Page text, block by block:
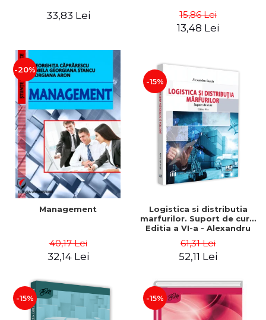
33,83 Lei 15,86 Lei
13,48 Lei
-20%
Management
40,17 Lei
32,14 Lei
-15%
Logistica si distributia
marfurilor. Suport de curs.
Editia a VI-a - Alexandru
61,31 Lei
52,11 Lei
-15% -15%